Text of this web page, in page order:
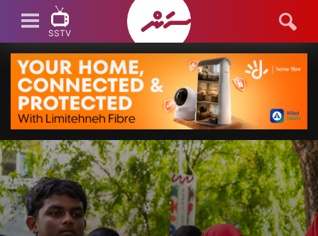
SSTV
SSTV LIVE